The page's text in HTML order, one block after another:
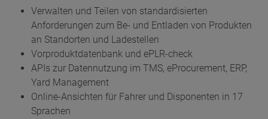
Verwalten und Teilen von standardisierten
Anforderungen zum Be- und Entladen von Produkten
an Standorten und Ladestellen
Vorproduktdatenbank und ePLR-check
APIs zur Datennutzung im TMS, eProcurement, ERP,
Yard Management
Online-Ansichten für Fahrer und Disponenten in 17
Sprachen